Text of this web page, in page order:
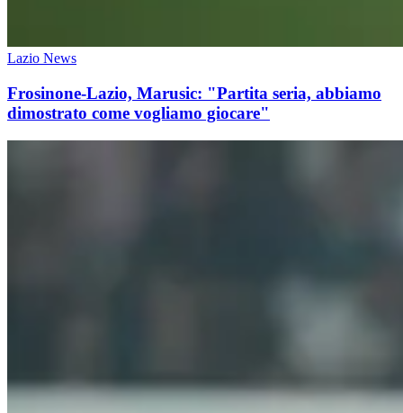
Lazio News
Frosinone-Lazio, Marusic: "Partita seria, abbiamo
dimostrato come vogliamo giocare"